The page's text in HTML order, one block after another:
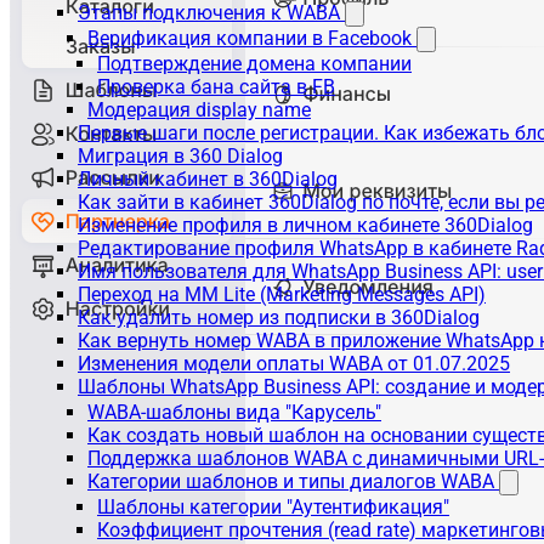
Этапы подключения к WABA
Верификация компании в Facebook
Подтверждение домена компании
Проверка бана сайта в FB
Модерация display name
Первые шаги после регистрации. Как избежать
Миграция в 360 Dialog
Личный кабинет в 360Dialog
Как зайти в кабинет 360Dialog по почте, если вы
Изменение профиля в личном кабинете 360Dialog
Редактирование профиля WhatsApp в кабинете
Имя пользователя для WhatsApp Business API:
Переход на MM Lite (Marketing Messages API)
Как удалить номер из подписки в 360Dialog
Как вернуть номер WABA в приложение WhatsApp
Изменения модели оплаты WABA от 01.07.2025
Шаблоны WhatsApp Business API: создание и
WABA-шаблоны вида "Карусель"
Как создать новый шаблон на основании
Поддержка шаблонов WABA с динамичными
Категории шаблонов и типы диалогов WABA
Шаблоны категории "Аутентификация"
Коэффициент прочтения (read rate)